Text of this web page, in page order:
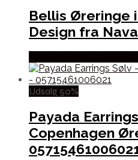
Bellis Øreringe
Design fra
Udsalg 50%
Payada
Copenhagen